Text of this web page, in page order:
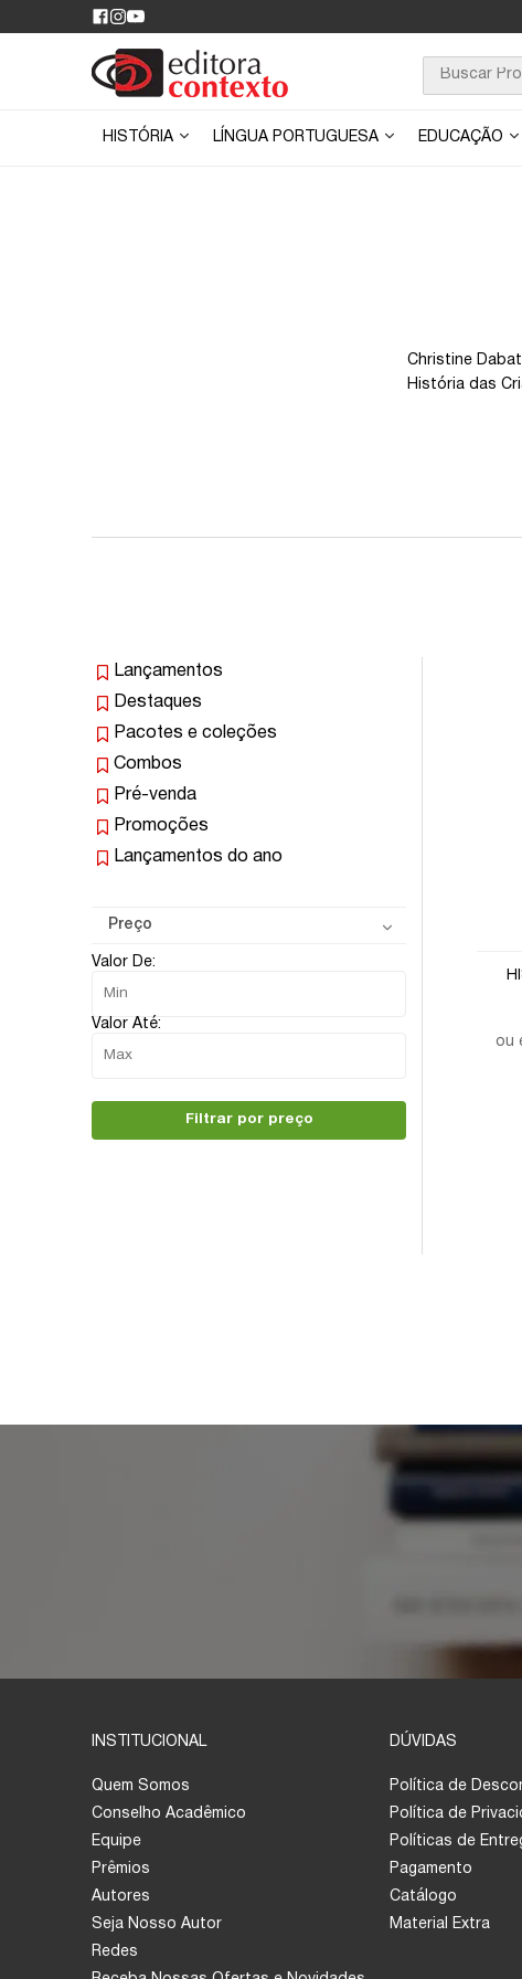
HISTÓRIA LÍNGUA PORTUGUESA EDUCAÇÃO
Christine
História das
Lançamentos
Destaques
Pacotes e coleções
Combos
Pré-venda
Promoções
Lançamentos do ano
Preço
Valor De:
Valor Até:
Filtrar por preço
INSTITUCIONAL
Quem Somos
Conselho Acadêmico
Equipe
Prêmios
Autores
Seja Nosso Autor
Redes
DÚVIDAS
Política de
Política de
Políticas de
Pagamento
Catálogo
Material Extra